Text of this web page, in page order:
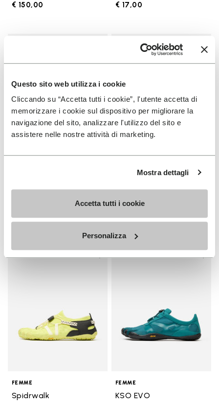
Questo sito web utilizza i cookie
Cliccando su “Accetta tutti i cookie”, l'utente accetta di
memorizzare i cookie sul dispositivo per migliorare la
navigazione del sito, analizzare l'utilizzo del sito e
assistere nelle nostre attività di marketing.
Mostra dettagli
Accetta tutti i cookie
Personalizza
€ 150,00 € 17,00
Add to wishlist
Add to wishlist KSO EVO
€ 130,00
Add
CHAUSSETTES
+ 3 couleurs
€ 18,00
FEMME
Spidrwalk
FEMME
KSO EVO